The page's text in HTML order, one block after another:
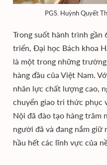
PGS. Huỳnh Quyết
Trong suốt hành trình gần
triển, Đại học Bách khoa
là một trong những
hàng đầu của Việt Nam.
nhân lực chất lượng cao,
chuyển giao tri thức phục
Nội đã đào tạo hàng trăm
người đã và đang nắm
hầu hết các lĩnh vực của